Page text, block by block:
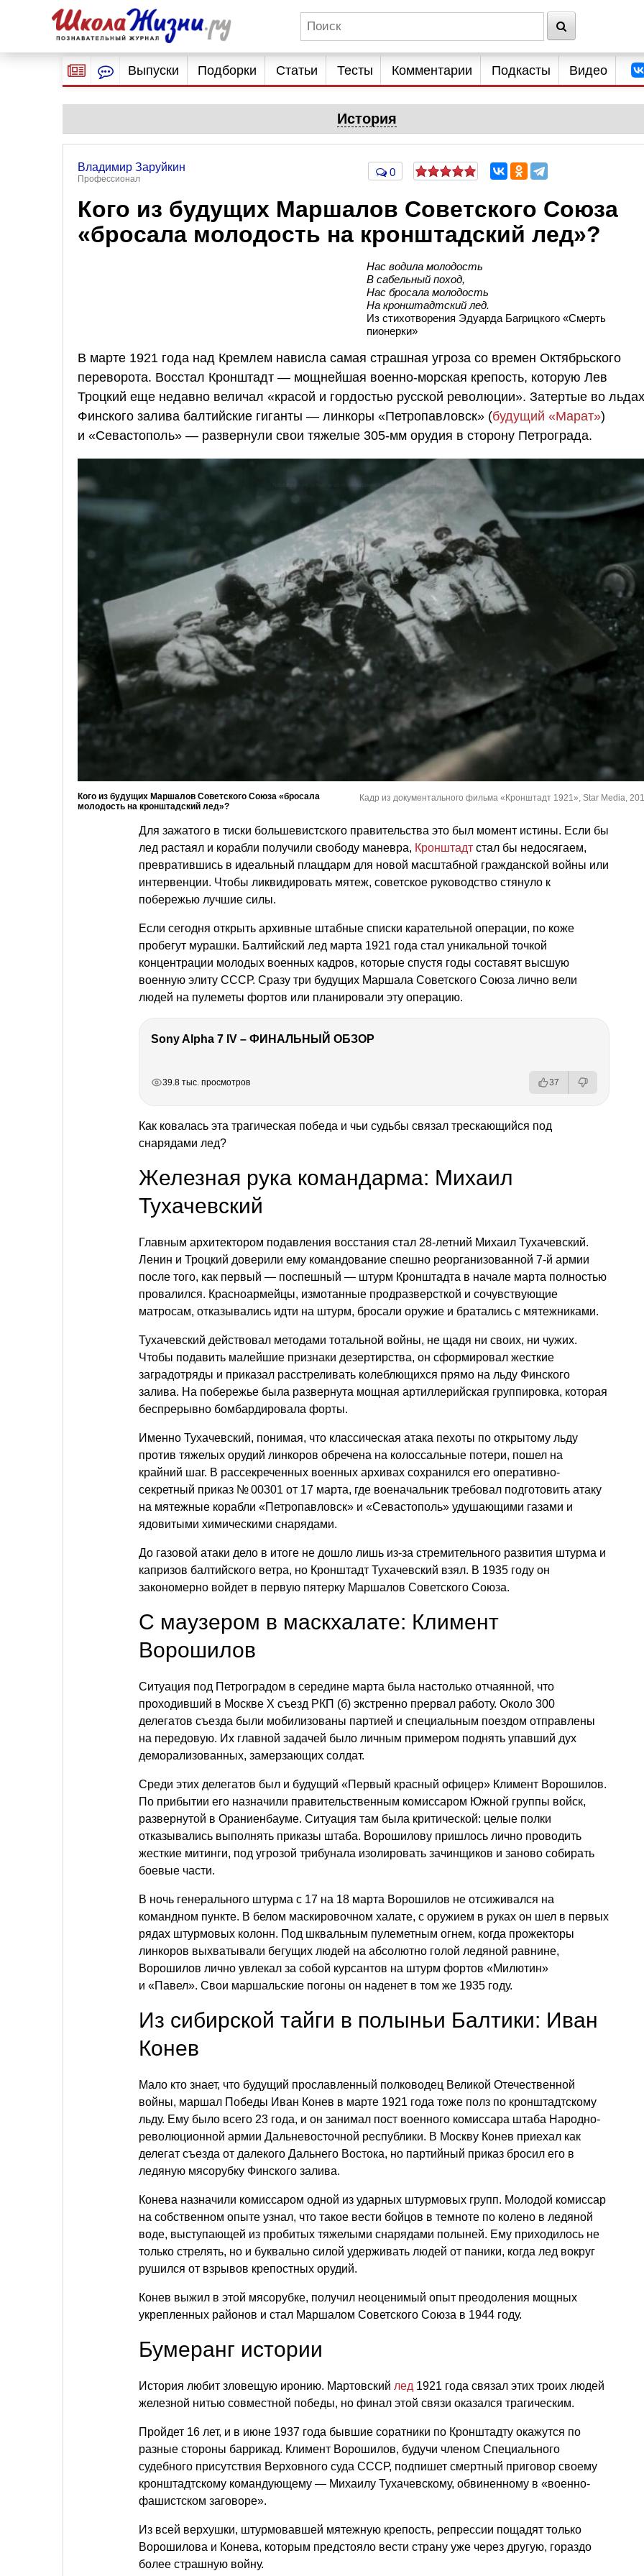
Выпуски Подборки Статьи Тесты Комментарии Подкасты Видео
История
Владимир Заруйкин
Профессионал
0
Кого из будущих Маршалов Советского Союза
«бросала молодость на кронштадский лед»?
Нас водила молодость
В сабельный поход,
Нас бросала молодость
На кронштадтский лед.
Из стихотворения Эдуарда Багрицкого «Смерть
пионерки»
В марте 1921 года над Кремлем нависла самая страшная угроза со времен Октябрьского
переворота. Восстал Кронштадт — мощнейшая военно-морская крепость, которую Лев
Троцкий еще недавно величал «красой и гордостью русской революции». Затертые во льдах
Финского залива балтийские гиганты — линкоры «Петропавловск» (будущий «Марат»)
и «Севастополь» — развернули свои тяжелые 305-мм орудия в сторону Петрограда.
Кого из будущих Маршалов Советского Союза «бросала
молодость на кронштадский лед»?
Кадр из документального фильма «Кронштадт 1921», Star Media,
Для зажатого в тиски большевистского правительства это был момент истины. Если бы
лед растаял и корабли получили свободу маневра, Кронштадт стал бы недосягаем,
превратившись в идеальный плацдарм для новой масштабной гражданской войны или
интервенции. Чтобы ликвидировать мятеж, советское руководство стянуло к
побережью лучшие силы.
Если сегодня открыть архивные штабные списки карательной операции, по коже
пробегут мурашки. Балтийский лед марта 1921 года стал уникальной точкой
концентрации молодых военных кадров, которые спустя годы составят высшую
военную элиту СССР. Сразу три будущих Маршала Советского Союза лично вели
людей на пулеметы фортов или планировали эту операцию.
Sony Alpha 7 IV – ФИНАЛЬНЫЙ ОБЗОР
39.8 тыс. просмотров 37
Как ковалась эта трагическая победа и чьи судьбы связал трескающийся под
снарядами лед?
Железная рука командарма: Михаил
Тухачевский
Главным архитектором подавления восстания стал 28-летний Михаил Тухачевский.
Ленин и Троцкий доверили ему командование спешно реорганизованной 7-й армии
после того, как первый — поспешный — штурм Кронштадта в начале марта полностью
провалился. Красноармейцы, измотанные продразверсткой и сочувствующие
матросам, отказывались идти на штурм, бросали оружие и братались с мятежниками.
Тухачевский действовал методами тотальной войны, не щадя ни своих, ни чужих.
Чтобы подавить малейшие признаки дезертирства, он сформировал жесткие
заградотряды и приказал расстреливать колеблющихся прямо на льду Финского
залива. На побережье была развернута мощная артиллерийская группировка, которая
беспрерывно бомбардировала форты.
Именно Тухачевский, понимая, что классическая атака пехоты по открытому льду
против тяжелых орудий линкоров обречена на колоссальные потери, пошел на
крайний шаг. В рассекреченных военных архивах сохранился его оперативно-
секретный приказ № 00301 от 17 марта, где военачальник требовал подготовить атаку
на мятежные корабли «Петропавловск» и «Севастополь» удушающими газами и
ядовитыми химическими снарядами.
До газовой атаки дело в итоге не дошло лишь из-за стремительного развития штурма и
капризов балтийского ветра, но Кронштадт Тухачевский взял. В 1935 году он
закономерно войдет в первую пятерку Маршалов Советского Союза.
С маузером в маскхалате: Климент
Ворошилов
Ситуация под Петроградом в середине марта была настолько отчаянной, что
проходивший в Москве X съезд РКП (б) экстренно прервал работу. Около 300
делегатов съезда были мобилизованы партией и специальным поездом отправлены
на передовую. Их главной задачей было личным примером поднять упавший дух
деморализованных, замерзающих солдат.
Среди этих делегатов был и будущий «Первый красный офицер» Климент Ворошилов.
По прибытии его назначили правительственным комиссаром Южной группы войск,
развернутой в Ораниенбауме. Ситуация там была критической: целые полки
отказывались выполнять приказы штаба. Ворошилову пришлось лично проводить
жесткие митинги, под угрозой трибунала изолировать зачинщиков и заново собирать
боевые части.
В ночь генерального штурма с 17 на 18 марта Ворошилов не отсиживался на
командном пункте. В белом маскировочном халате, с оружием в руках он шел в первых
рядах штурмовых колонн. Под шквальным пулеметным огнем, когда прожекторы
линкоров выхватывали бегущих людей на абсолютно голой ледяной равнине,
Ворошилов лично увлекал за собой курсантов на штурм фортов «Милютин»
и «Павел». Свои маршальские погоны он наденет в том же 1935 году.
Из сибирской тайги в полыньи Балтики: Иван
Конев
Мало кто знает, что будущий прославленный полководец Великой Отечественной
войны, маршал Победы Иван Конев в марте 1921 года тоже полз по кронштадтскому
льду. Ему было всего 23 года, и он занимал пост военного комиссара штаба Народно-
революционной армии Дальневосточной республики. В Москву Конев приехал как
делегат съезда от далекого Дальнего Востока, но партийный приказ бросил его в
ледяную мясорубку Финского залива.
Конева назначили комиссаром одной из ударных штурмовых групп. Молодой комиссар
на собственном опыте узнал, что такое вести бойцов в темноте по колено в ледяной
воде, выступающей из пробитых тяжелыми снарядами полыней. Ему приходилось не
только стрелять, но и буквально силой удерживать людей от паники, когда лед вокруг
рушился от взрывов крепостных орудий.
Конев выжил в этой мясорубке, получил неоценимый опыт преодоления мощных
укрепленных районов и стал Маршалом Советского Союза в 1944 году.
Бумеранг истории
История любит зловещую иронию. Мартовский лед 1921 года связал этих троих людей
железной нитью совместной победы, но финал этой связи оказался трагическим.
Пройдет 16 лет, и в июне 1937 года бывшие соратники по Кронштадту окажутся по
разные стороны баррикад. Климент Ворошилов, будучи членом Специального
судебного присутствия Верховного суда СССР, подпишет смертный приговор своему
кронштадтскому командующему — Михаилу Тухачевскому, обвиненному в «военно-
фашистском заговоре».
Из всей верхушки, штурмовавшей мятежную крепость, репрессии пощадят только
Ворошилова и Конева, которым предстояло вести страну уже через другую, гораздо
более страшную войну.